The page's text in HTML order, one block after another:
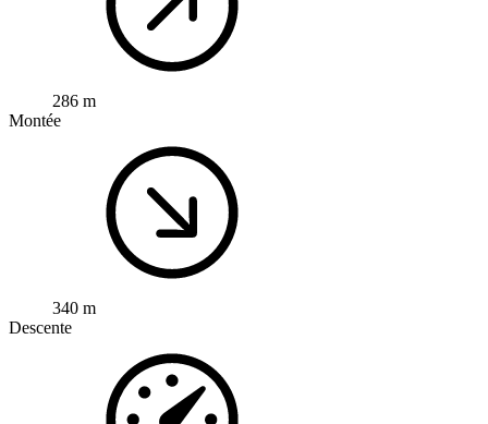
286 m
Montée
340 m
Descente